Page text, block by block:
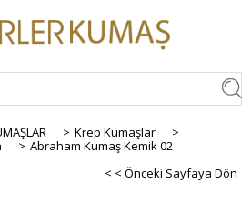
> Krep Kumaşlar
>
> Abraham Kumaş Kemik 02
< < Önceki Sayfaya Dön